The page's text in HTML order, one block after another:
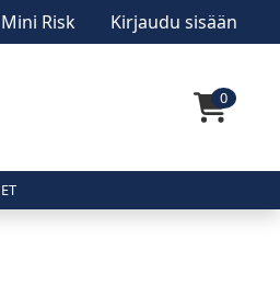
Mini Risk Kirjaudu sisään
0